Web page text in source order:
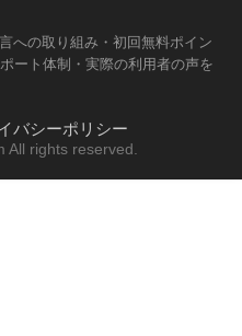
への取り組み・初回無料ポイン
ート体制・実際の利用者の声を
バシーポリシー
rights reserved.